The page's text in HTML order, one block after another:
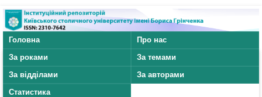
Головна
Про нас
За роками
За темами
За відділами
За авторами
Статистика